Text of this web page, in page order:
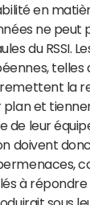
en
ne peut
du RSSI.
telles
la
et
de leur
doivent
à